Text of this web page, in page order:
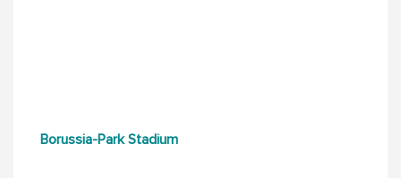
Borussia-Park Stadium